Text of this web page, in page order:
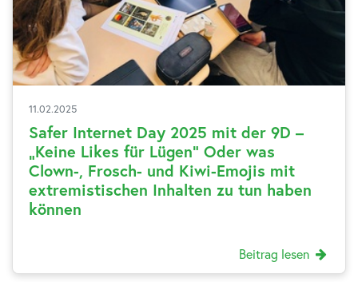
11.02.2025
Safer Internet Day 2025 mit der 9D –
„Keine Likes für Lügen“ Oder was
Clown-, Frosch- und Kiwi-Emojis mit
extremistischen Inhalten zu tun haben
können
Beitrag lesen